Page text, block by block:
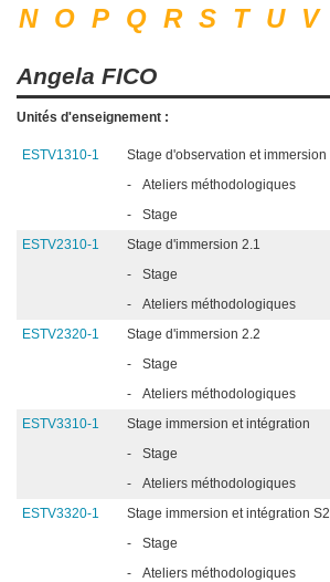
N O P Q R S T U V
Angela FICO
Unités d'enseignement :
ESTV1310-1 Stage d'observation et immersion
-
Ateliers méthodologiques
-
Stage
ESTV2310-1
Stage d'immersion 2.1
-
Stage
-
Ateliers méthodologiques
ESTV2320-1
Stage d'immersion 2.2
-
Stage
-
Ateliers méthodologiques
ESTV3310-1
Stage immersion et intégration
-
Stage
-
Ateliers méthodologiques
ESTV3320-1
Stage immersion et intégration S2
-
Stage
-
Ateliers méthodologiques